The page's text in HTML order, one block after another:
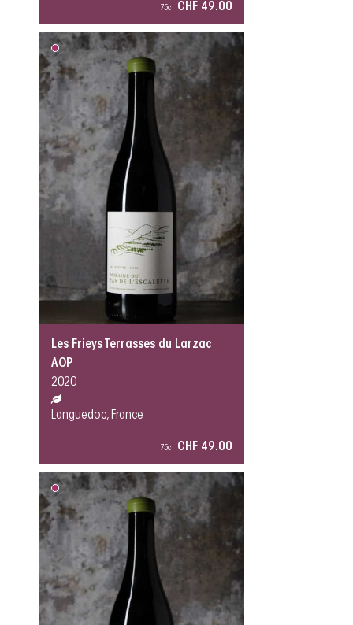
75cl CHF 49.00
Les Frieys Terrasses du Larzac
AOP
2020
Languedoc, France
75cl CHF 49.00